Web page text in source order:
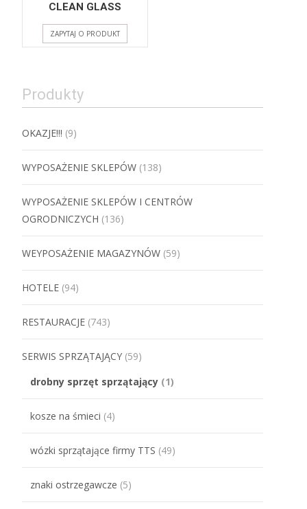
CLEAN GLASS
ZAPYTAJ O PRODUKT
Produkty
OKAZJE!!! (9)
WYPOSAŻENIE SKLEPÓW (138)
WYPOSAŻENIE SKLEPÓW I CENTRÓW
OGRODNICZYCH (136)
WEYPOSAŻENIE MAGAZYNÓW (59)
HOTELE (94)
RESTAURACJE (743)
SERWIS SPRZĄTAJĄCY (59)
drobny sprzęt sprzątający (1)
kosze na śmieci (4)
wózki sprzątające firmy TTS (49)
znaki ostrzegawcze (5)